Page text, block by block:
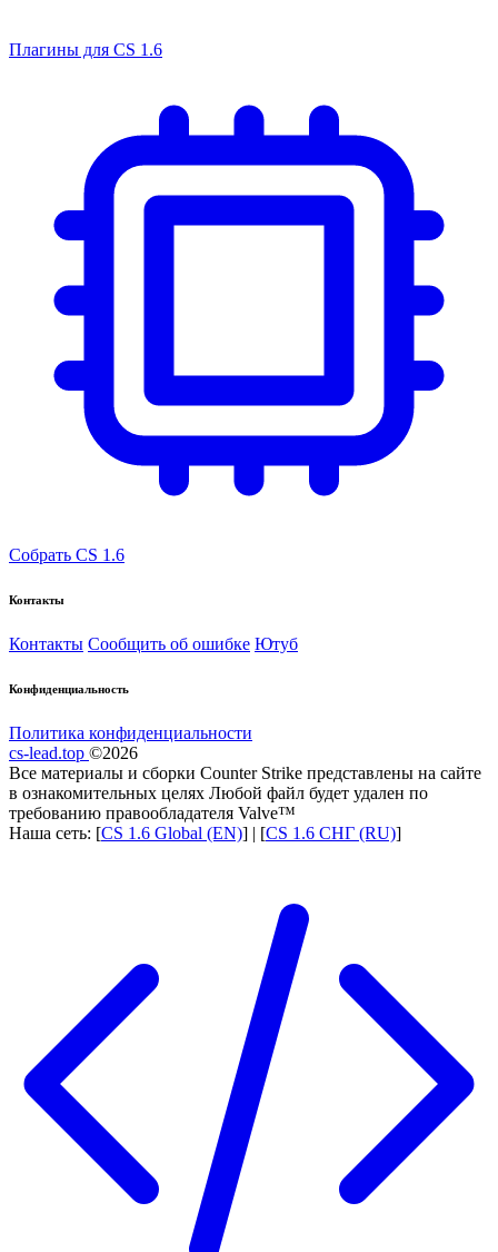
Плагины для CS 1.6
Собрать CS 1.6
Контакты
Контакты Сообщить об ошибке Ютуб
Конфиденциальность
Политика конфиденциальности
cs-lead.top ©2026
Все материалы и сборки Counter Strike представлены на сайте
в ознакомительных целях Любой файл будет удален по
требованию правообладателя Valve™
Наша сеть: [CS 1.6 Global (EN)] | [CS 1.6 СНГ (RU)]